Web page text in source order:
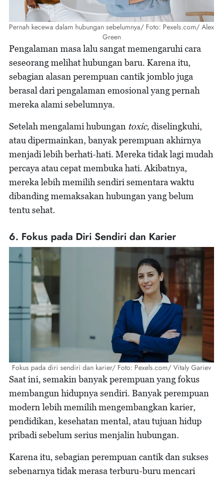
Pernah kecewa dalam hubungan sebelumnya/ Foto: Pexels.com/ Alex
Green
Pengalaman masa lalu sangat memengaruhi cara
seseorang melihat hubungan baru. Karena itu,
sebagian alasan perempuan cantik jomblo juga
berasal dari pengalaman emosional yang pernah
mereka alami sebelumnya.
Setelah mengalami hubungan toxic, diselingkuhi,
atau dipermainkan, banyak perempuan akhirnya
menjadi lebih berhati-hati. Mereka tidak lagi mudah
percaya atau cepat membuka hati. Akibatnya,
mereka lebih memilih sendiri sementara waktu
dibanding memaksakan hubungan yang belum
tentu sehat.
6. Fokus pada Diri Sendiri dan Karier
Fokus pada diri sendiri dan karier/ Foto: Pexels.com/ Vitaly Gariev
Saat ini, semakin banyak perempuan yang fokus
membangun hidupnya sendiri. Banyak perempuan
modern lebih memilih mengembangkan karier,
pendidikan, kesehatan mental, atau tujuan hidup
pribadi sebelum serius menjalin hubungan.
Karena itu, sebagian perempuan cantik dan sukses
sebenarnya tidak merasa terburu-buru mencari